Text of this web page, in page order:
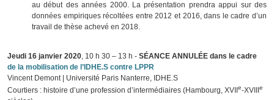
au début des années 2000. La présentation prendra appui sur des
données empiriques récoltées entre 2012 et 2016, dans le cadre d’un
travail de thèse achevé en 2018.
Jeudi 16 janvier 2020, 10 h 30 – 13 h - SÉANCE ANNULÉE dans le cadre
de la mobilisation de l’IDHE.S contre LPPR
Vincent Demont | Université Paris Nanterre, IDHE.S
Courtiers : histoire d’une profession d’intermédiaires (Hambourg, XVII e-XVIII e